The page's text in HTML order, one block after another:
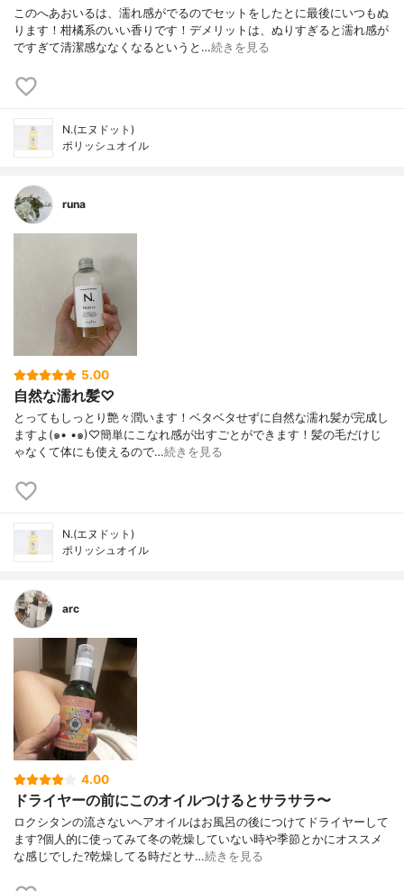
このへあおいるは、濡れ感がでるのでセットをしたとに最後にいつもぬ
ります！柑橘系のいい香りです！デメリットは、ぬりすぎると濡れ感が
ですぎて清潔感ななくなるというと…続きを見る
N.(エヌドット)
ポリッシュオイル
runa
5.00
自然な濡れ髪♡
とってもしっとり艶々潤います！ベタベタせずに自然な濡れ髪が完成し
ますよ(๑• •๑)♡︎簡単にこなれ感が出すごとができます！髪の毛だけじ
ゃなくて体にも使えるので…続きを見る
N.(エヌドット)
ポリッシュオイル
arc
4.00
ドライヤーの前にこのオイルつけるとサラサラ〜
ロクシタンの流さないヘアオイルはお風呂の後につけてドライヤーして
ます?個人的に使ってみて冬の乾燥していない時や季節とかにオススメ
な感じでした?乾燥してる時だとサ…続きを見る